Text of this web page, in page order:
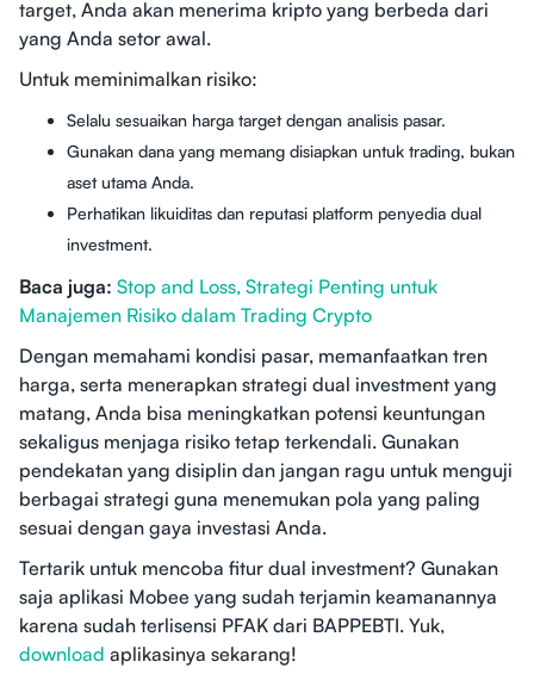
target, Anda akan menerima kripto yang berbeda dari
yang Anda setor awal.
Untuk meminimalkan risiko:
Selalu sesuaikan harga target dengan analisis pasar.
Gunakan dana yang memang disiapkan untuk trading, bukan
aset utama Anda.
Perhatikan likuiditas dan reputasi platform penyedia dual
investment.
Baca juga: Stop and Loss, Strategi Penting untuk
Manajemen Risiko dalam Trading Crypto
Dengan memahami kondisi pasar, memanfaatkan tren
harga, serta menerapkan strategi dual investment yang
matang, Anda bisa meningkatkan potensi keuntungan
sekaligus menjaga risiko tetap terkendali. Gunakan
pendekatan yang disiplin dan jangan ragu untuk menguji
berbagai strategi guna menemukan pola yang paling
sesuai dengan gaya investasi Anda.
Tertarik untuk mencoba fitur dual investment? Gunakan
saja aplikasi Mobee yang sudah terjamin keamanannya
karena sudah terlisensi PFAK dari BAPPEBTI. Yuk,
download aplikasinya sekarang!